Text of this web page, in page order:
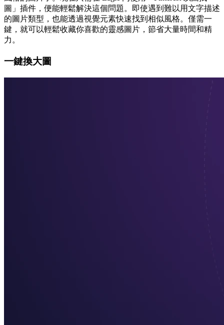
圖」插件，便能輕鬆解決這個問題。即使遇到難以用文字描述
的圖片類型，也能透過視覺元素快速找到相似風格。僅需一
鍵，就可以輕鬆收藏你喜歡的靈感圖片，節省大量時間和精
力。
一鍵換大圖